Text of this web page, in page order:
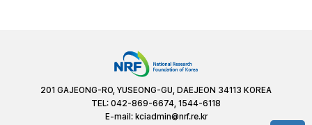
201 GAJEONG-RO, YUSEONG-GU, DAEJEON 34113 KOREA
TEL: 042-869-6674, 1544-6118
E-mail: kciadmin@nrf.re.kr